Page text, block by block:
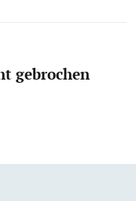
gebrochen